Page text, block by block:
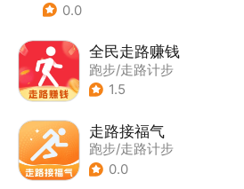
0.0
全民走路赚钱
跑步/走路计步
1.5
走路接福气
跑步/走路计步
0.0